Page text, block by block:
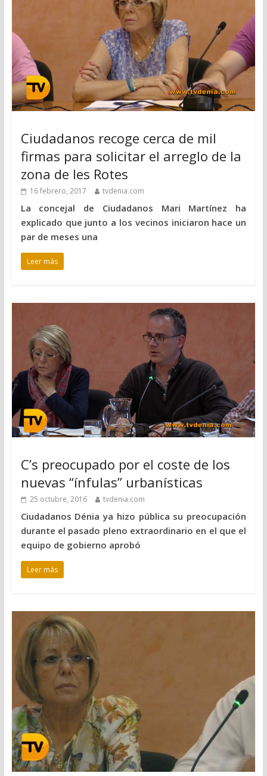
Ciudadanos recoge cerca de mil
firmas para solicitar el arreglo de la
zona de les Rotes
16 febrero, 2017 tvdenia.com
La concejal de Ciudadanos Mari Martínez ha
explicado que junto a los vecinos iniciaron hace un
par de meses una
Leer más
C’s preocupado por el coste de los
nuevas “ínfulas” urbanísticas
25 octubre, 2016 tvdenia.com
Ciudadanos Dénia ya hizo pública su preocupación
durante el pasado pleno extraordinario en el que el
equipo de gobierno aprobó
Leer más